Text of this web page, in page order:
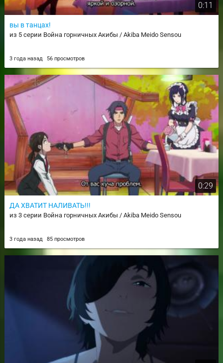
0:11
вы в танцах!
из 5 серии Война горничных Акибы / Akiba Meido Sensou
3 года назад 56 просмотров
0:29
ДА ХВАТИТ НАЛИВАТЬ!!!
из 3 серии Война горничных Акибы / Akiba Meido Sensou
3 года назад 85 просмотров